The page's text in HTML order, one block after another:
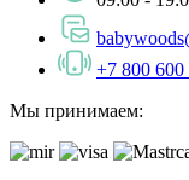
+7 800 600
Мы принимаем: